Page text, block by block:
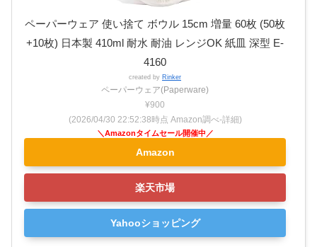
ペーパーウェア 使い捨て ボウル 15cm 増量 60枚 (50枚
+10枚) 日本製 410ml 耐水 耐油 レンジOK 紙皿 深型 E-
4160
created by Rinker
ペーパーウェア(Paperware)
¥900
(2026/04/30 22:52:38時点 Amazon調べ-詳細)
Amazon
楽天市場
Yahooショッピング